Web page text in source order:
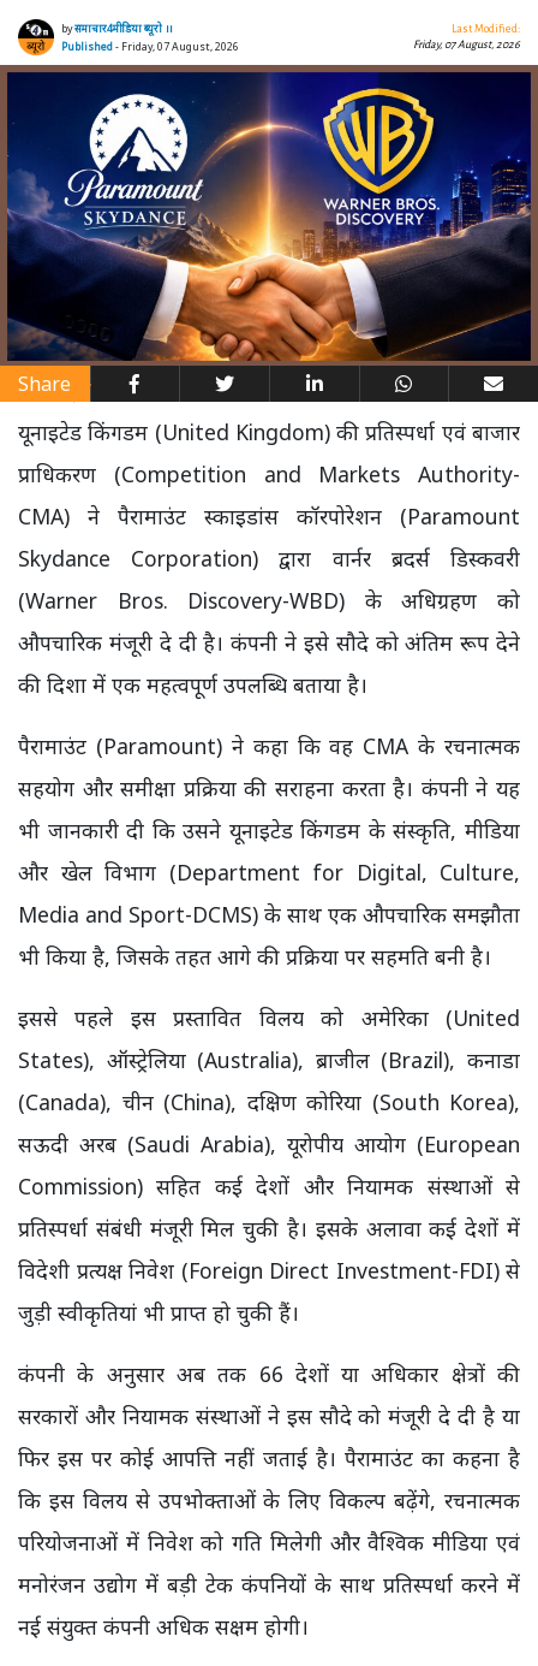
byसमाचार4मीडिया ब्यूरो ।।
Published- Friday, 07 August, 2026
Last Modified:
Friday, 07 August, 2026
Share
यूनाइटेड किंगडम (United Kingdom) की प्रतिस्पर्धा एवं बाजार
प्राधिकरण (Competition and Markets Authority-
CMA) ने पैरामाउंट स्काइडांस कॉरपोरेशन (Paramount
Skydance Corporation) द्वारा वार्नर ब्रदर्स डिस्कवरी
(Warner Bros. Discovery-WBD) के अधिग्रहण को
औपचारिक मंजूरी दे दी है। कंपनी ने इसे सौदे को अंतिम रूप देने
की दिशा में एक महत्वपूर्ण उपलब्धि बताया है।
पैरामाउंट (Paramount) ने कहा कि वह CMA के रचनात्मक
सहयोग और समीक्षा प्रक्रिया की सराहना करता है। कंपनी ने यह
भी जानकारी दी कि उसने यूनाइटेड किंगडम के संस्कृति, मीडिया
और खेल विभाग (Department for Digital, Culture,
Media and Sport-DCMS) के साथ एक औपचारिक समझौता
भी किया है, जिसके तहत आगे की प्रक्रिया पर सहमति बनी है।
इससे पहले इस प्रस्तावित विलय को अमेरिका (United
States), ऑस्ट्रेलिया (Australia), ब्राजील (Brazil), कनाडा
(Canada), चीन (China), दक्षिण कोरिया (South Korea),
सऊदी अरब (Saudi Arabia), यूरोपीय आयोग (European
Commission) सहित कई देशों और नियामक संस्थाओं से
प्रतिस्पर्धा संबंधी मंजूरी मिल चुकी है। इसके अलावा कई देशों में
विदेशी प्रत्यक्ष निवेश (Foreign Direct Investment-FDI) से
जुड़ी स्वीकृतियां भी प्राप्त हो चुकी हैं।
कंपनी के अनुसार अब तक 66 देशों या अधिकार क्षेत्रों की
सरकारों और नियामक संस्थाओं ने इस सौदे को मंजूरी दे दी है या
फिर इस पर कोई आपत्ति नहीं जताई है। पैरामाउंट का कहना है
कि इस विलय से उपभोक्ताओं के लिए विकल्प बढ़ेंगे, रचनात्मक
परियोजनाओं में निवेश को गति मिलेगी और वैश्विक मीडिया एवं
मनोरंजन उद्योग में बड़ी टेक कंपनियों के साथ प्रतिस्पर्धा करने में
नई संयुक्त कंपनी अधिक सक्षम होगी।